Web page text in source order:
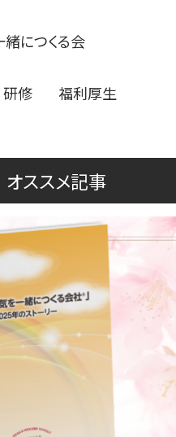
につくる会
研修 福利厚生
オススメ記事